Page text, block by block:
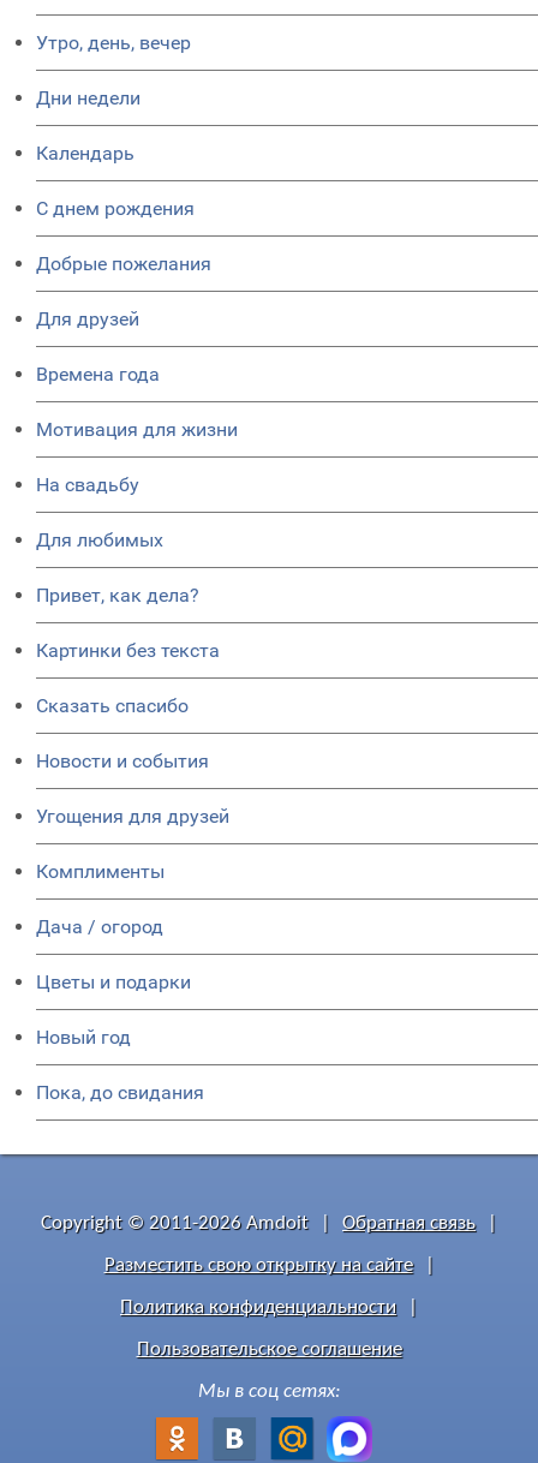
Утро, день, вечер
Дни недели
Календарь
C днем рождения
Добрые пожелания
Для друзей
Времена года
Мотивация для жизни
На свадьбу
Для любимых
Привет, как дела?
Картинки без текста
Сказать спасибо
Новости и события
Угощения для друзей
Комплименты
Дача / огород
Цветы и подарки
Новый год
Пока, до свидания
Copyright © 2011-2026 Amdoit Обратная связь
Разместить свою открытку на сайте
Политика конфиденциальности
Пользовательское соглашение
Мы в соц сетях: